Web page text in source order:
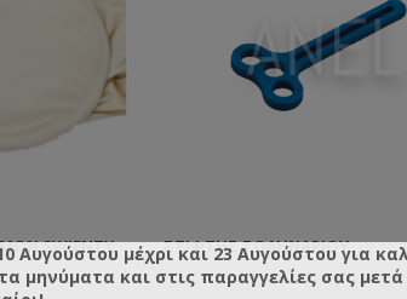
SWIENTY ΣΤΊΦΤΗΣ ΣΩΛΗΝΑΡΊΟΥ
Αυγούστου μέχρι και 23 Αυγούστου για
μηνύματα και στις παραγγελίες σας μετά